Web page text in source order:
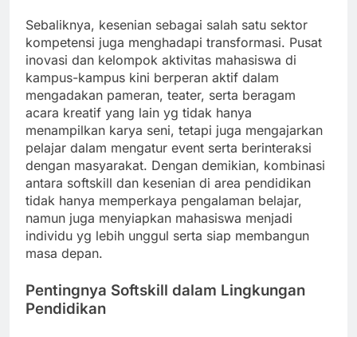
Sebaliknya, kesenian sebagai salah satu sektor
kompetensi juga menghadapi transformasi. Pusat
inovasi dan kelompok aktivitas mahasiswa di
kampus-kampus kini berperan aktif dalam
mengadakan pameran, teater, serta beragam
acara kreatif yang lain yg tidak hanya
menampilkan karya seni, tetapi juga mengajarkan
pelajar dalam mengatur event serta berinteraksi
dengan masyarakat. Dengan demikian, kombinasi
antara softskill dan kesenian di area pendidikan
tidak hanya memperkaya pengalaman belajar,
namun juga menyiapkan mahasiswa menjadi
individu yg lebih unggul serta siap membangun
masa depan.
Pentingnya Softskill dalam Lingkungan
Pendidikan